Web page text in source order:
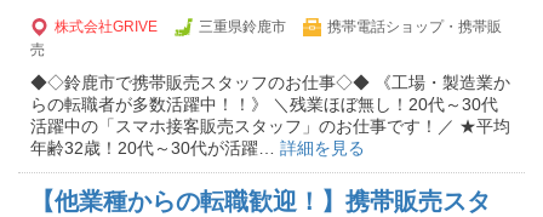
株式会社GRIVE 三重県鈴鹿市
携帯電話ショップ・携帯販
売
◆◇鈴鹿市で携帯販売スタッフのお仕事◇◆ 《工場・製造業か
らの転職者が多数活躍中！！》 ＼残業ほぼ無し！20代～30代
活躍中の「スマホ接客販売スタッフ」のお仕事です！／ ★平均
年齢32歳！20代～30代が活躍… 詳細を見る
【他業種からの転職歓迎！】携帯販売スタ